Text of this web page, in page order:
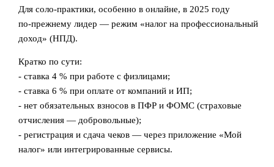
Для соло‑практики, особенно в онлайне, в 2025 году
по‑прежнему лидер — режим «налог на профессиональный
доход» (НПД).
Кратко по сути:
- ставка 4 % при работе с физлицами;
- ставка 6 % при оплате от компаний и ИП;
- нет обязательных взносов в ПФР и ФОМС (страховые
отчисления — добровольные);
- регистрация и сдача чеков — через приложение «Мой
налог» или интегрированные сервисы.